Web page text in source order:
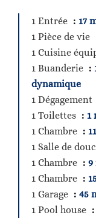
1 Entrée 17
1 Pièce de vie
1 Cuisine
1 Buanderie
dynamique
1 Dégagement
1 Toilettes
1
1 Chambre
1 Salle de
1 Chambre
9
1 Chambre
1 Garage
45
1 Pool house